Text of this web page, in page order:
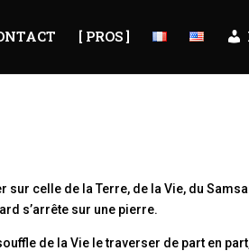
[ PROS ]
sur celle de la Terre, de la Vie, du
s’arrête sur une pierre.
de la Vie le traverser de part en